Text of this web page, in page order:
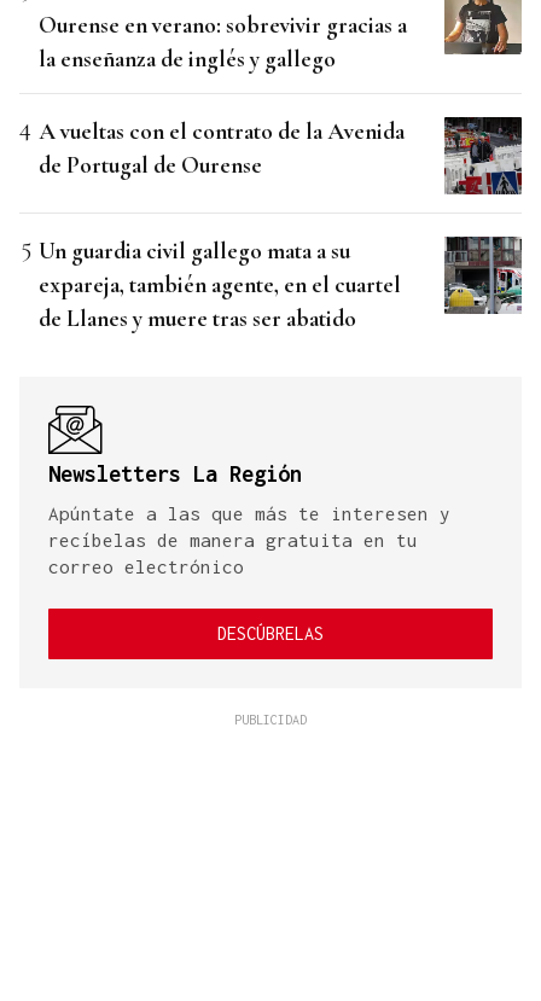
Ourense en verano: sobrevivir gracias a
la enseñanza de inglés y gallego
A vueltas con el contrato de la Avenida
de Portugal de Ourense
Un guardia civil gallego mata a su
expareja, también agente, en el cuartel
de Llanes y muere tras ser abatido
Newsletters La Región
Apúntate a las que más te interesen y
recíbelas de manera gratuita en tu
correo electrónico
DESCÚBRELAS